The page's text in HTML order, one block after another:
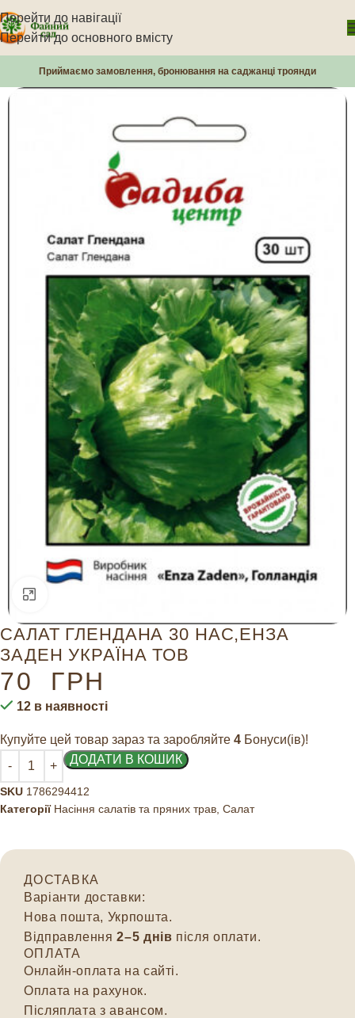
Перейти до навігації
Перейти до основного вмісту
Приймаємо замовлення, бронювання на саджанці троянди
САЛАТ ГЛЕНДАНА 30 НАС,ЕНЗА
ЗАДЕН УКРАЇНА ТОВ
70 ГРН
12 в наявності
Купуйте цей товар зараз та заробляйте 4 Бонуси(ів)!
ДОДАТИ В КОШИК
SKU 1786294412
Категорії Насіння салатів та пряних трав Салат
ДОСТАВКА
Варіанти доставки:
Нова пошта, Укрпошта.
Відправлення2–5 днів після оплати.
ОПЛАТА
Онлайн-оплата на сайті.
Оплата на рахунок.
Післяплата з авансом.